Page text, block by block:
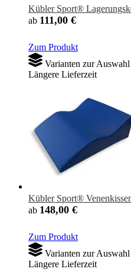
Kübler Sport®
ab 111,00 €
Zum Produkt
Varianten zur Auswahl
Längere Lieferzeit
Kübler Sport®
ab 148,00 €
Zum Produkt
Varianten zur Auswahl
Längere Lieferzeit